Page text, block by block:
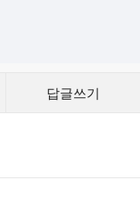
답글쓰기